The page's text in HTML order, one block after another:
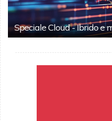
Speciale Cloud - Ibrido e